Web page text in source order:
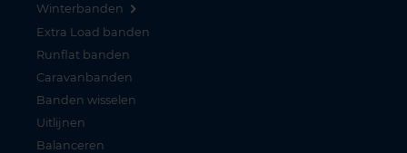
Winterbanden
Extra Load banden
Runflat banden
Caravanbanden
Banden wisselen
Uitlijnen
Balanceren